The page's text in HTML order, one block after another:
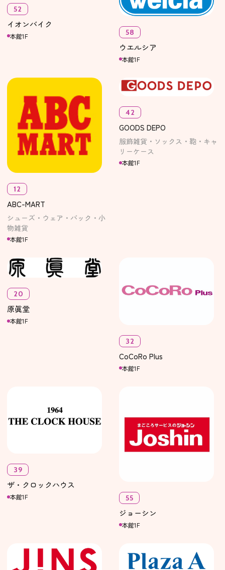
52
イオンバイク
本館1F 58
ウエルシア
本館1F
12
ABC-MART
シューズ・ウェア・バック・小
物雑貨
本館1F
42
GOODS DEPO
服飾雑貨・ソックス・鞄・キャ
リーケース
本館1F
20
原眞堂
本館1F
32
CoCoRo Plus
本館1F
39
ザ・クロックハウス
本館1F 55
ジョーシン
本館1F